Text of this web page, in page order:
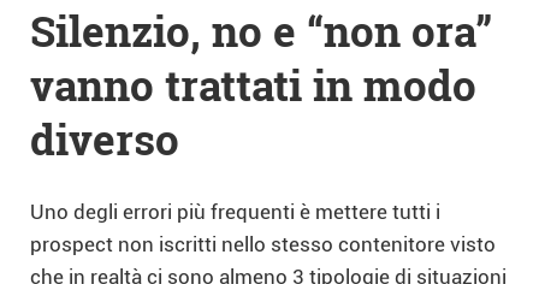
Silenzio, no e “non ora”
vanno trattati in modo
diverso
Uno degli errori più frequenti è mettere tutti i
prospect non iscritti nello stesso contenitore visto
che in realtà ci sono almeno 3 tipologie di situazioni